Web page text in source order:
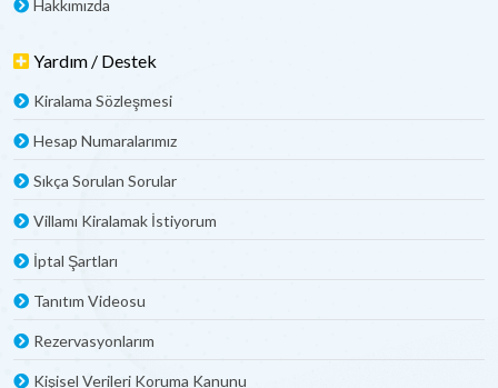
Hakkımızda
Yardım / Destek
Kiralama Sözleşmesi
Hesap Numaralarımız
Sıkça Sorulan Sorular
Villamı Kiralamak İstiyorum
İptal Şartları
Tanıtım Videosu
Rezervasyonlarım
Kişisel Verileri Koruma Kanunu